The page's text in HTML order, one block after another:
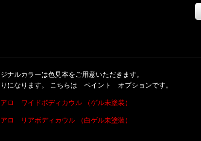
ルカラーは色見本をご用意いただきます。
になります。 こちらは ペイント オプションです。
ロ ワイドボディカウル （ゲル未塗装）
ロ リアボディカウル （白ゲル未塗装）